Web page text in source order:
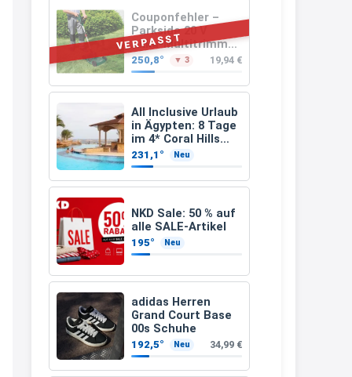
VERPASST
Couponfehler –
Parkside 20 V
Akku-Multitrimmer
PAMT 20-Li A1
(ohne Akku und
Ladegerät)
250,8° ▼ 3 19,94 €
All Inclusive Urlaub
in Ägypten: 8 Tage
im 4* Coral Hills
Resort Marsa Alam
inkl. Flüge ab 299 €
p.P.
231,1° Neu
NKD Sale: 50 % auf
alle SALE-Artikel
195° Neu
adidas Herren
Grand Court Base
00s Schuhe
192,5° Neu 34,99 €
müsste schon stornieren und
nochmal bestellen, da man
Rabattcodes oder auch
Geschenkgutscheine im
Warenkorb oder an der Kasse
VOR dem Kauf einlösen kann.
17:06
↩
Och siche den Gutschein
fürmeggelebaguetts
Kerstin
Meggle bagett Gutschein code
21:37